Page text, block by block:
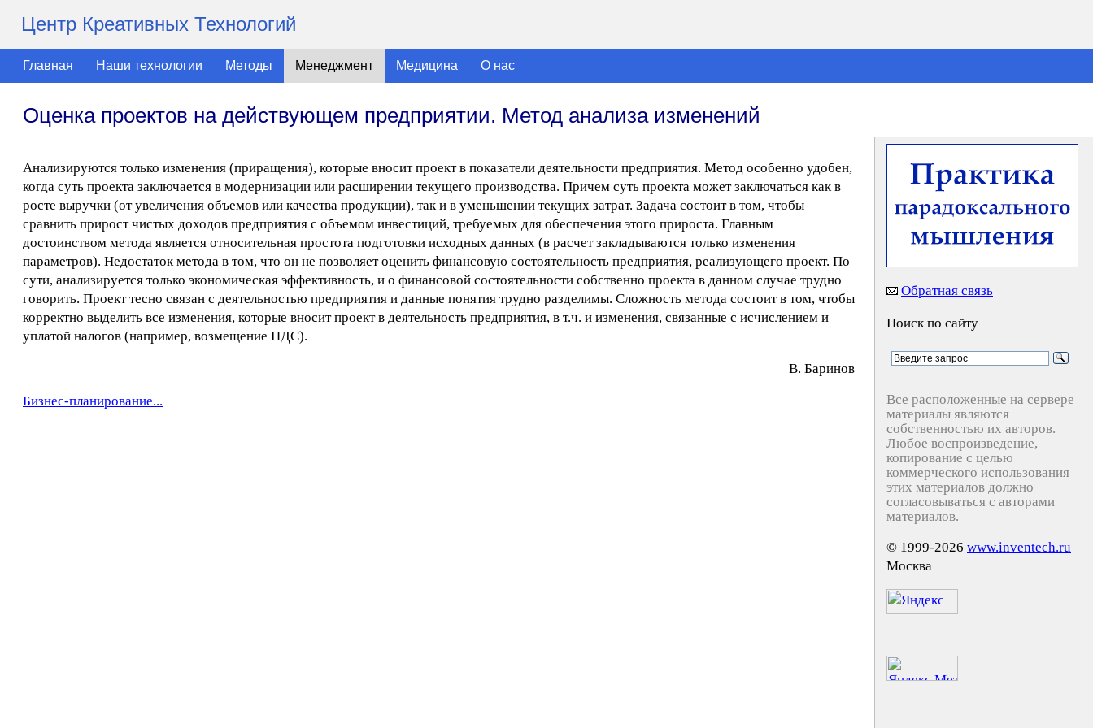
Центр Креативных Технологий
Главная Наши технологии Методы Менеджмент Медицина О нас
Оценка проектов на действующем предприятии. Метод анализа изменений
Анализируются только изменения (приращения), которые вносит проект в показатели деятельности предприятия. Метод особенно удобен,
когда суть проекта заключается в модернизации или расширении текущего производства. Причем суть проекта может заключаться как в
росте выручки (от увеличения объемов или качества продукции), так и в уменьшении текущих затрат. Задача состоит в том, чтобы
сравнить прирост чистых доходов предприятия с объемом инвестиций, требуемых для обеспечения этого прироста. Главным
достоинством метода является относительная простота подготовки исходных данных (в расчет закладываются только изменения
параметров). Недостаток метода в том, что он не позволяет оценить финансовую состоятельность предприятия, реализующего проект. По
сути, анализируется только экономическая эффективность, и о финансовой состоятельности собственно проекта в данном случае трудно
говорить. Проект тесно связан с деятельностью предприятия и данные понятия трудно разделимы. Сложность метода состоит в том, чтобы
корректно выделить все изменения, которые вносит проект в деятельность предприятия, в т.ч. и изменения, связанные с исчислением и
уплатой налогов (например, возмещение НДС).
B. Бapинoв
Бизнес-планирование...
Обратная связь
Поиск по сайту
Все расположенные на сервере
материалы являются
собственностью их авторов.
Любое воспроизведение,
копирование с целью
коммерческого использования
этих материалов должно
согласовываться с авторами
материалов.
© 1999-2026 www.inventech.ru
Москва